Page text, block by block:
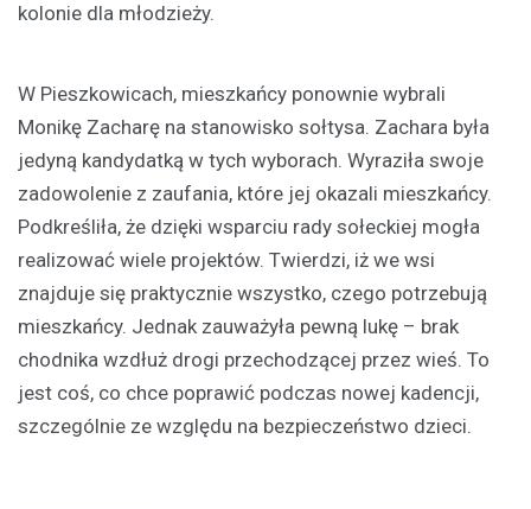
kolonie dla młodzieży.
W Pieszkowicach, mieszkańcy ponownie wybrali
Monikę Zacharę na stanowisko sołtysa. Zachara była
jedyną kandydatką w tych wyborach. Wyraziła swoje
zadowolenie z zaufania, które jej okazali mieszkańcy.
Podkreśliła, że dzięki wsparciu rady sołeckiej mogła
realizować wiele projektów. Twierdzi, iż we wsi
znajduje się praktycznie wszystko, czego potrzebują
mieszkańcy. Jednak zauważyła pewną lukę – brak
chodnika wzdłuż drogi przechodzącej przez wieś. To
jest coś, co chce poprawić podczas nowej kadencji,
szczególnie ze względu na bezpieczeństwo dzieci.